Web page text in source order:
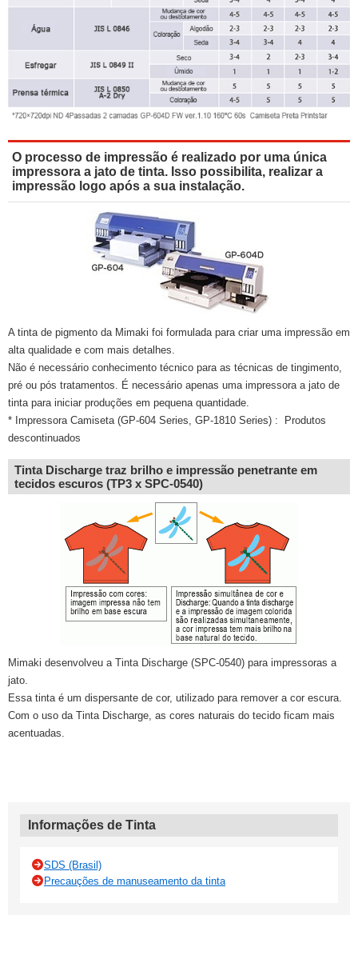
O processo de impressão é realizado por uma única
impressora a jato de tinta. Isso possibilita, realizar a
impressão logo após a sua instalação.
A tinta de pigmento da Mimaki foi formulada para criar uma impressão em
alta qualidade e com mais detalhes.
Não é necessário conhecimento técnico para as técnicas de tingimento,
pré ou pós tratamentos. É necessário apenas uma impressora a jato de
tinta para iniciar produções em pequena quantidade.
* Impressora Camiseta (GP-604 Series, GP-1810 Series) : Produtos
descontinuados
Tinta Discharge traz brilho e impressão penetrante em
tecidos escuros (TP3 x SPC-0540)
Mimaki desenvolveu a Tinta Discharge (SPC-0540) para impressoras a
jato.
Essa tinta é um dispersante de cor, utilizado para remover a cor escura.
Com o uso da Tinta Discharge, as cores naturais do tecido ficam mais
acentuadas.
Informações de Tinta
SDS (Brasil)
Precauções de manuseamento da tinta